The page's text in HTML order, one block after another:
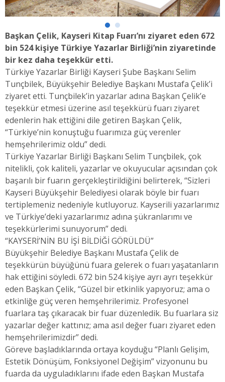
Başkan Çelik, Kayseri Kitap Fuarı’nı ziyaret eden 672
bin 524 kişiye Türkiye Yazarlar Birliği’nin ziyaretinde
bir kez daha teşekkür etti.
Türkiye Yazarlar Birliği Kayseri Şube Başkanı Selim
Tunçbilek, Büyükşehir Belediye Başkanı Mustafa Çelik’i
ziyaret etti. Tunçbilek’in yazarlar adına Başkan Çelik’e
teşekkür etmesi üzerine asıl teşekkürü fuarı ziyaret
edenlerin hak ettiğini dile getiren Başkan Çelik,
“Türkiye’nin konuştuğu fuarımıza güç verenler
hemşehrilerimiz oldu” dedi.
Türkiye Yazarlar Birliği Başkanı Selim Tunçbilek, çok
nitelikli, çok kaliteli, yazarlar ve okuyucular açısından çok
başarılı bir fuarın gerçekleştirildiğini belirterek, “Sizleri
Kayseri Büyükşehir Belediyesi olarak böyle bir fuarı
tertiplemeniz nedeniyle kutluyoruz. Kayserili yazarlarımız
ve Türkiye’deki yazarlarımız adına şükranlarımı ve
teşekkürlerimi sunuyorum” dedi.
“KAYSERİ’NİN BU İŞİ BİLDİĞİ GÖRÜLDÜ”
Büyükşehir Belediye Başkanı Mustafa Çelik de
teşekkürün büyüğünü fuara gelerek o fuarı yaşatanların
hak ettiğini söyledi. 672 bin 524 kişiye ayrı ayrı teşekkür
eden Başkan Çelik, “Güzel bir etkinlik yapıyoruz; ama o
etkinliğe güç veren hemşehrilerimiz. Profesyonel
fuarlara taş çıkaracak bir fuar düzenledik. Bu fuarlara siz
yazarlar değer kattınız; ama asıl değer fuarı ziyaret eden
hemşehrilerimizdir” dedi.
Göreve başladıklarında ortaya koyduğu “Planlı Gelişim,
Estetik Dönüşüm, Fonksiyonel Değişim” vizyonunu bu
fuarda da uyguladıklarını ifade eden Başkan Mustafa